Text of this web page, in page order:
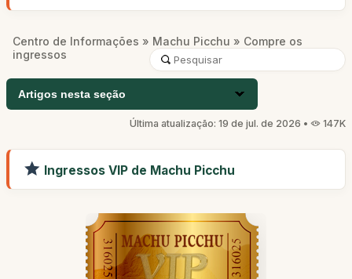
Centro de Informações » Machu Picchu » Compre os
ingressos
Artigos nesta seção
Última atualização: 19 de jul. de 2026 • 147K
Ingressos VIP de Machu Picchu